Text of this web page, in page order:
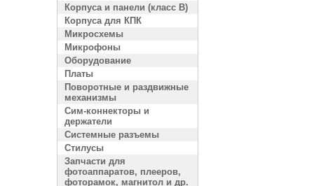
Корпуса и панели (класс B)
Корпуса для КПК
Микросхемы
Микрофоны
Оборудование
Платы
Поворотные и раздвижные
механизмы
Сим-коннекторы и
держатели
Системные разъемы
Стилусы
Запчасти для
фотоаппаратов, плееров,
фоторамок, магнитол и др.